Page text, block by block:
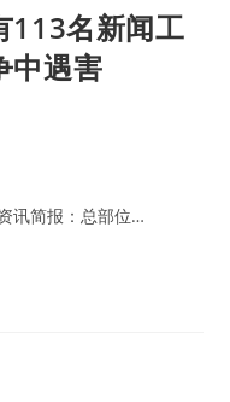
113名新闻工
中遇害
讯简报：总部位…